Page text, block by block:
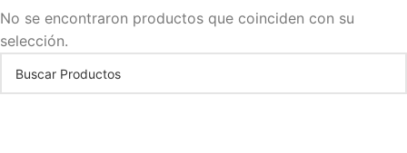
No se encontraron productos que coinciden con su
selección.